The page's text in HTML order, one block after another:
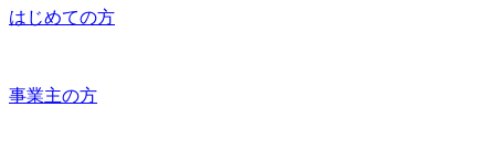
はじめての方
事業主の方